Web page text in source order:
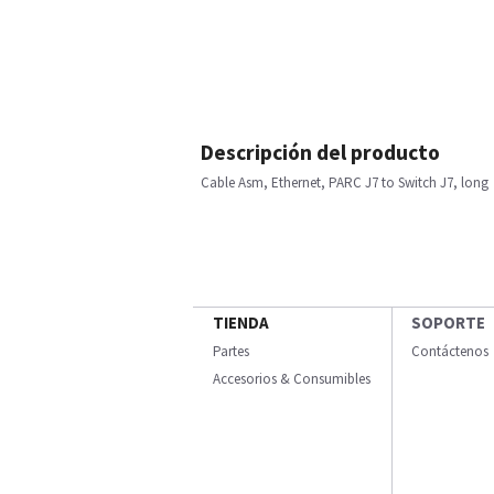
Descripción del producto
Cable Asm, Ethernet, PARC J7 to Switch J7, long
TIENDA
Partes
Accesorios & Consumibles
SOPORTE
Contáctenos